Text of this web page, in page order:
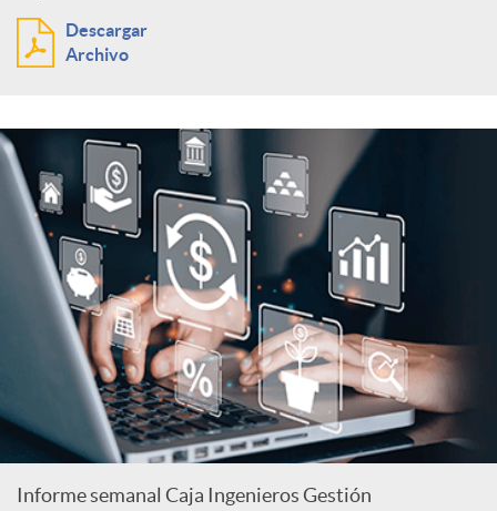
Descargar
Archivo
Informe semanal Caja Ingenieros Gestión